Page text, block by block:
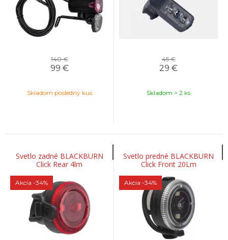
140 €
99 €
Skladom posledný kus
45 €
29 €
Skladom > 2 ks
Svetlo zadné BLACKBURN
Click Rear 4lm
Akcia -34%
Svetlo predné BLACKBURN
Click Front 20Lm
Akcia -34%